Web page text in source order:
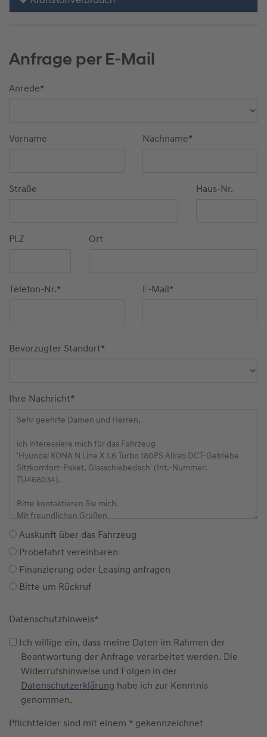
Anfrage per E-Mail
Anrede*
Vorname Nachname*
Straße Haus-Nr.
PLZ Ort
Telefon-Nr.* E-Mail*
Bevorzugter Standort*
Ihre Nachricht*
Auskunft über das Fahrzeug
Probefahrt vereinbaren
Finanzierung oder Leasing anfragen
Bitte um Rückruf
Datenschutzhinweis*
Beantwortung der Anfrage verarbeitet werden. Die
Widerrufshinweise und Folgen in der
Datenschutzerklärung habe ich zur Kenntnis
genommen.
Pflichtfelder sind mit einem * gekennzeichnet